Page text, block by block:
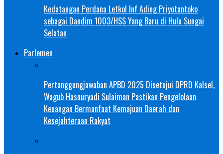
Kedatangan Perdana Letkol Inf Ading Priyotantoko
sebagai Dandim 1003/HSS Yang Baru di Hulu Sungai
Selatan
Parlemen
Pertanggungjawaban APBD 2025 Disetujui DPRD Kalsel,
Wagub Hasnuryadi Sulaiman Pastikan Pengelolaan
Keuangan Bermanfaat Kemajuan Daerah dan
Kesejahteraan Rakyat